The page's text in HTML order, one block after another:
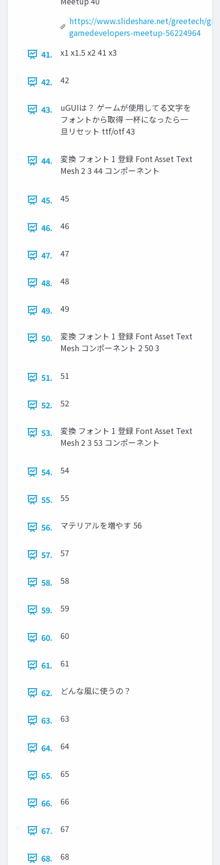
https://www.slideshare.net/greetech/
gamedevelopers-meetup-56224964
41.
x1 x1.5 x2 41 x3
42. 42
43.
uGUIは？ ゲームが使用してる文字を
フォントから取得 一杯になったら一
旦リセット ttf/otf 43
44.
変換 フォント 1 登録 Font Asset Text
Mesh 2 3 44 コンポーネント
45. 45
46. 46
47. 47
48. 48
49. 49
50.
変換 フォント 1 登録 Font Asset Text
Mesh コンポーネント 2 50 3
51. 51
52. 52
53.
変換 フォント 1 登録 Font Asset Text
Mesh 2 3 53 コンポーネント
54. 54
55. 55
56. マテリアルを増やす 56
57. 57
58. 58
59. 59
60. 60
61. 61
62. どんな風に使うの？
63. 63
64. 64
65. 65
66. 66
67. 67
68. 68